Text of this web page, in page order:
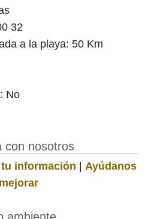
32
a la playa: 50 Km
No
con nosotros
información | Ayúdanos
ambiente